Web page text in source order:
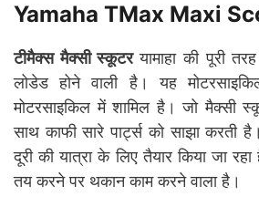
Yamaha TMax Maxi
टीमैक्स मैक्सी स्कूटरयामाहा की पूरी
लोडेड होने वाली है। यह
मोटरसाइकिल में शामिल है। जो मैक्सी
साथ काफी सारे पार्ट्स को साझा करती
दूरी की यात्रा के लिए तैयार किया जा
तय करने पर थकान काम करने वाला है।